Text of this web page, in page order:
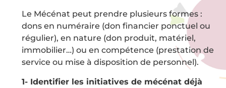
Le Mécénat peut prendre plusieurs formes :
dons en numéraire (don financier ponctuel ou
régulier), en nature (don produit, matériel,
immobilier…) ou en compétence (prestation de
service ou mise à disposition de personnel).
1- Identifier les initiatives de mécénat déjà